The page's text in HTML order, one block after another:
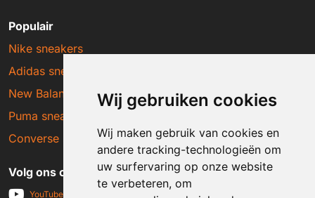
Wij gebruiken cookies
Wij maken gebruik van cookies en
andere tracking-technologieën om
uw surfervaring op onze website
te verbeteren, om
Populair
Nike sneakers
Adidas sneakers
New Balance sneakers
Puma sneakers
Converse sneakers
Volg ons op social media
YouTube